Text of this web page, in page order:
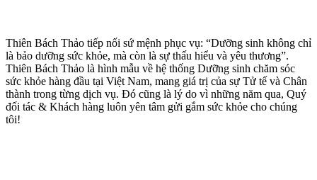
Thiên Bách Thảo tiếp nối sứ mệnh phục vụ: “Dưỡng sinh không chỉ
là bảo dưỡng sức khỏe, mà còn là sự thấu hiểu và yêu thương”.
Thiên Bách Thảo là hình mẫu về hệ thống Dưỡng sinh chăm sóc
sức khỏe hàng đầu tại Việt Nam, mang giá trị của sự Tử tế và Chân
thành trong từng dịch vụ. Đó cũng là lý do vì những năm qua, Quý
đối tác & Khách hàng luôn yên tâm gửi gắm sức khỏe cho chúng
tôi!